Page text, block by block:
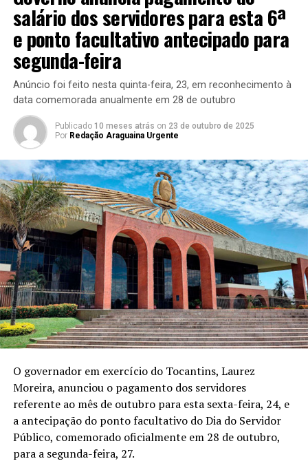
salário dos servidores para esta 6ª
e ponto facultativo antecipado para
segunda-feira
Anúncio foi feito nesta quinta-feira, 23, em reconhecimento à
data comemorada anualmente em 28 de outubro
Publicado 10 meses atrás on 23 de outubro de 2025
Por Redação Araguaina Urgente
O governador em exercício do Tocantins, Laurez
Moreira, anunciou o pagamento dos servidores
referente ao mês de outubro para esta sexta-feira, 24, e
a antecipação do ponto facultativo do Dia do Servidor
Público, comemorado oficialmente em 28 de outubro,
para a segunda-feira, 27.